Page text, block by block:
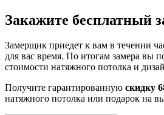
Закажите бесплатный
Замерщик приедет к вам в течении
для вас время. По итогам замера вы
стоимости натяжного потолка и
Получите гарантированную скидку
натяжного потолка или подарок на